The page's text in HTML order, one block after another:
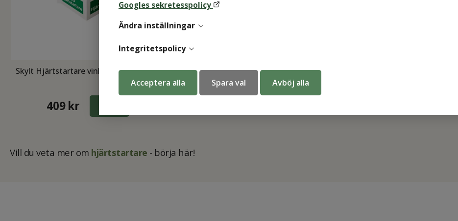
Googles sekretesspolicy
Ändra inställningar
Integritetspolicy
Acceptera alla Spara val Avböj alla
Skylt Hjärtstartare vinklad, dubbelsidig
409 kr
Vill du veta mer om hjärtstartare - börja här!